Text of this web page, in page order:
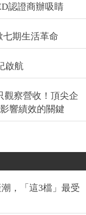
認證商辦吸睛
期生活革命
啟航
觀察營收！頂尖企
響績效的關鍵
，「這3檔」最受